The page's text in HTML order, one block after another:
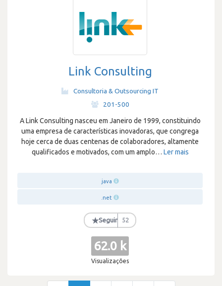
Link Consulting
Consultoria & Outsourcing IT
201-500
A Link Consulting nasceu em Janeiro de 1999, constituindo
uma empresa de características inovadoras, que congrega
hoje cerca de duas centenas de colaboradores, altamente
qualificados e motivados, com um amplo… Ler mais
java
.net
★Seguir 52
62.0 k
Visualizações